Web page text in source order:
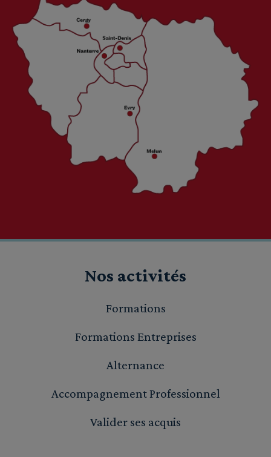
Nos activités
Formations
Formations Entreprises
Alternance
Accompagnement Professionnel
Valider ses acquis